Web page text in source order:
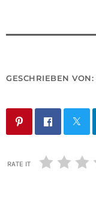
GESCHRIEBEN VON:
RATE IT